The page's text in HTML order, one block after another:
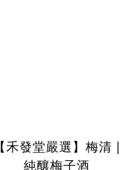
【禾發堂嚴選】梅清 |
純釀梅子酒